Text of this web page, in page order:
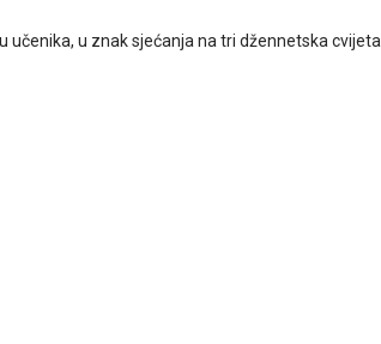
učenika, u znak sjećanja na tri džennetska cvijeta